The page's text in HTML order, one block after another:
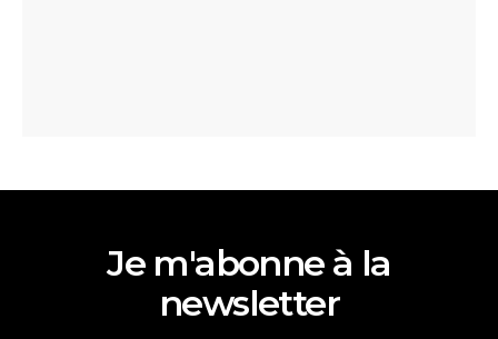
Je m'abonne à la
newsletter